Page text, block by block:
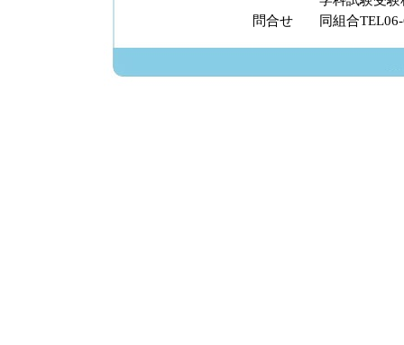
問合せ
同組合